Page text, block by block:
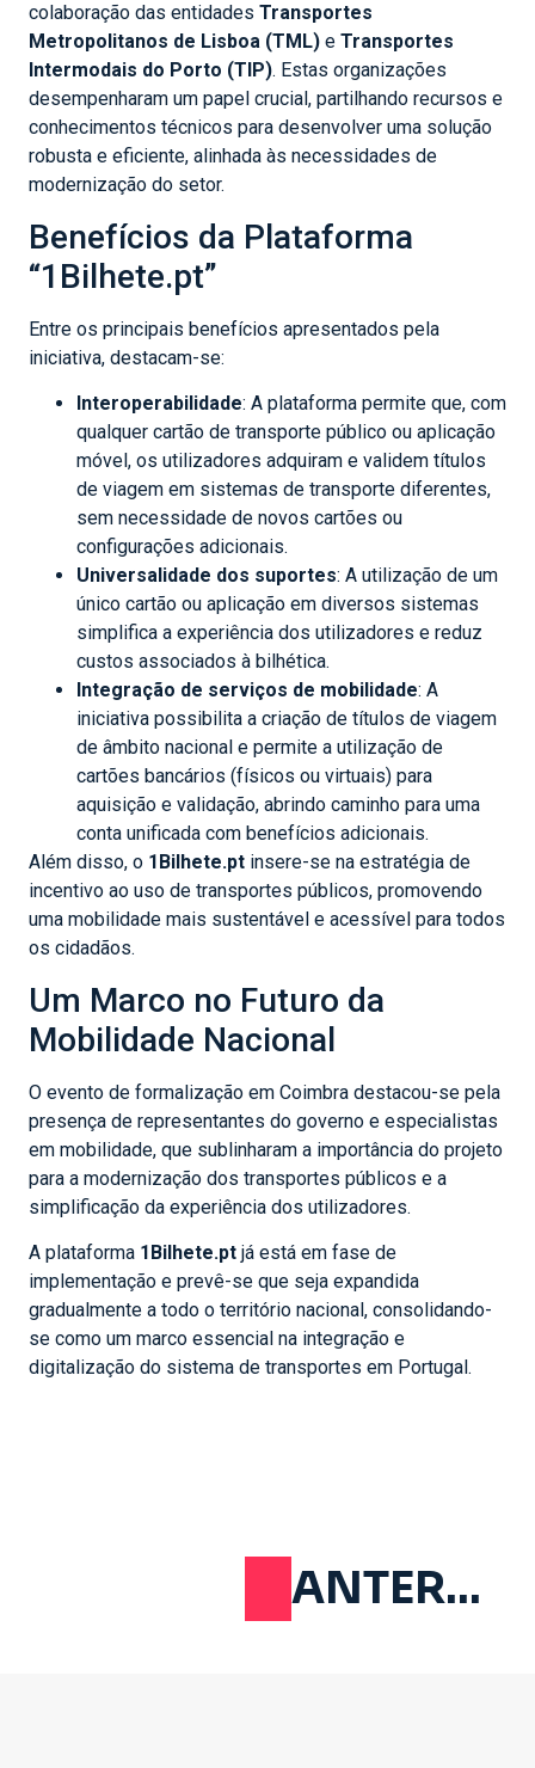
colaboração das entidades Transportes
Metropolitanos de Lisboa (TML) e Transportes
Intermodais do Porto (TIP). Estas organizações
desempenharam um papel crucial, partilhando recursos e
conhecimentos técnicos para desenvolver uma solução
robusta e eficiente, alinhada às necessidades de
modernização do setor.
Benefícios da Plataforma
“1Bilhete.pt”
Entre os principais benefícios apresentados pela
iniciativa, destacam-se:
Interoperabilidade: A plataforma permite que, com
qualquer cartão de transporte público ou aplicação
móvel, os utilizadores adquiram e validem títulos
de viagem em sistemas de transporte diferentes,
sem necessidade de novos cartões ou
configurações adicionais.
Universalidade dos suportes: A utilização de um
único cartão ou aplicação em diversos sistemas
simplifica a experiência dos utilizadores e reduz
custos associados à bilhética.
Integração de serviços de mobilidade: A
iniciativa possibilita a criação de títulos de viagem
de âmbito nacional e permite a utilização de
cartões bancários (físicos ou virtuais) para
aquisição e validação, abrindo caminho para uma
conta unificada com benefícios adicionais.
Além disso, o 1Bilhete.pt insere-se na estratégia de
incentivo ao uso de transportes públicos, promovendo
uma mobilidade mais sustentável e acessível para todos
os cidadãos.
Um Marco no Futuro da
Mobilidade Nacional
O evento de formalização em Coimbra destacou-se pela
presença de representantes do governo e especialistas
em mobilidade, que sublinharam a importância do projeto
para a modernização dos transportes públicos e a
simplificação da experiência dos utilizadores.
A plataforma 1Bilhete.pt já está em fase de
implementação e prevê-se que seja expandida
gradualmente a todo o território nacional, consolidando-
se como um marco essencial na integração e
digitalização do sistema de transportes em Portugal.
ANTERIOR